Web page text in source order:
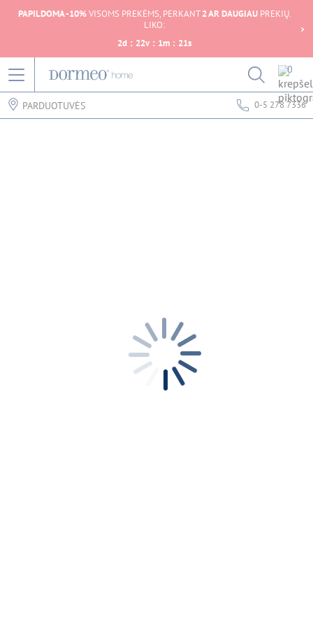
PAPILDOMA -10%VISOMS PREKĖMS, PERKANT2 AR DAUGIAUPREKIŲ.
LIKO:
2d : 22v : 1m : 21s
0
PARDUOTUVĖS 0-5 278 7336